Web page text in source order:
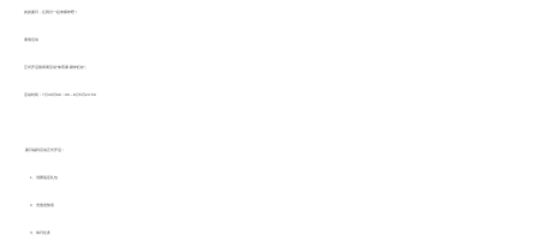
炎炎夏日，让我们一起来裸奔吧！
暑假活动
正式开启第四周活动“体育课·裸奔狂欢”。
活动时间：7月30日09：00～8月5日23:59
·夏日福利活动正式开启：
1、消费返还礼包
2、充值送惊喜
3、每日任务